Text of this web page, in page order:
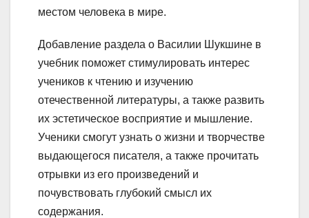
местом человека в мире.
Добавление раздела о Василии Шукшине в
учебник поможет стимулировать интерес
учеников к чтению и изучению
отечественной литературы, а также развить
их эстетическое восприятие и мышление.
Ученики смогут узнать о жизни и творчестве
выдающегося писателя, а также прочитать
отрывки из его произведений и
почувствовать глубокий смысл их
содержания.